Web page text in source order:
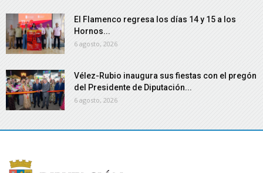
El Flamenco regresa los días 14 y 15 a los
Hornos...
6 agosto, 2026
Vélez-Rubio inaugura sus fiestas con el pregón
del Presidente de Diputación...
6 agosto, 2026